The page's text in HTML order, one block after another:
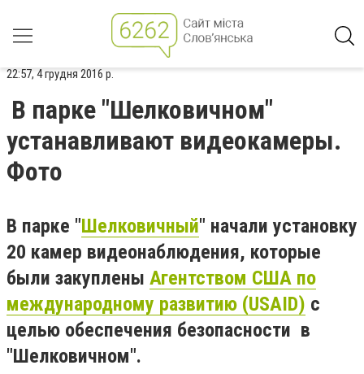
22:57, 4 грудня 2016 р.
В парке "Шелковичном"
устанавливают видеокамеры.
Фото
В парке "Шелковичный" начали установку
20 камер видеонаблюдения, которые
были закуплены Агентством США по
международному развитию (USAID) с
целью обеспечения безопасности в
"Шелковичном".